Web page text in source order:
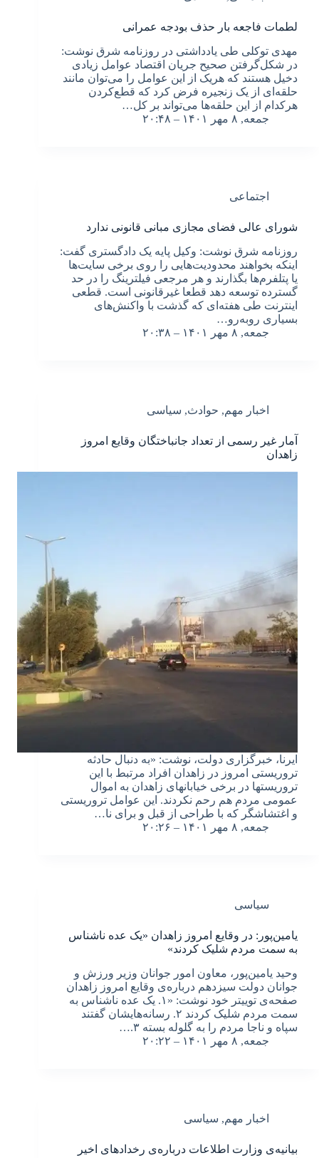
لطمات فاجعه بار حذف بودجه عمرانی
مهدی توکلی طی یادداشتی در روزنامه شرق نوشت:
‌در شکل‌گرفتن صحیح جریان اقتصاد عوامل زیادی
دخیل هستند که هریک از این عوامل را می‌توان مانند
حلقه‌ای از یک زنجیره فرض کرد که قطع‌کردن
هرکدام از این حلقه‌ها می‌تواند بر کل…
جمعه, ۸ مهر ۱۴۰۱ – ۲۰:۴۸
اجتماعی
شورای عالی فضای مجازی مبانی قانونی ندارد
روزنامه شرق نوشت: وکیل پایه یک دادگستری گفت:
اینکه بخواهند محدودیت‌هایی را روی برخی سایت‌ها
یا پتلفرم‌ها بگذارند و هر مرجعی فیلترینگ را در حد
گسترده توسعه دهد قطعا غیرقانونی است. قطعی
اینترنت طی هفته‌ای که گذشت با واکنش‌های
بسیاری روبه‌رو…
جمعه, ۸ مهر ۱۴۰۱ – ۲۰:۳۸
اخبار مهم, حوادث, سیاسی
آمار غیر رسمی از تعداد جانباختگان وقایع امروز
زاهدان
ایرنا، خبرگزاری دولت، نوشت: «به دنبال حادثه
تروریستی امروز در زاهدان افراد مرتبط با این
تروریستها در برخی خیابانهای زاهدان به اموال
عمومی مردم هم رحم نکردند. این عوامل تروریستی
و اغتشاشگر که با طراحی از قبل و برای نا…
جمعه, ۸ مهر ۱۴۰۱ – ۲۰:۲۶
سیاسی
یامین‌پور: در وقایع امروز زاهدان «یک عده ناشناس
به سمت مردم شلیک کردند»
وحید یامین‌پور، معاون امور جوانان وزیر ورزش و
جوانان دولت سیزدهم درباره‌ی وقایع امروز زاهدان
صفحه‌ی توییتر خود نوشت: «۱. یک عده ناشناس به
سمت مردم شلیک کردند ۲. رسانه‌هایشان گفتند
سپاه و ناجا مردم را به گلوله بسته ۳.…
جمعه, ۸ مهر ۱۴۰۱ – ۲۰:۲۲
اخبار مهم, سیاسی
بیانیه‌ی وزارت اطلاعات درباره‌ی رخدادهای اخیر